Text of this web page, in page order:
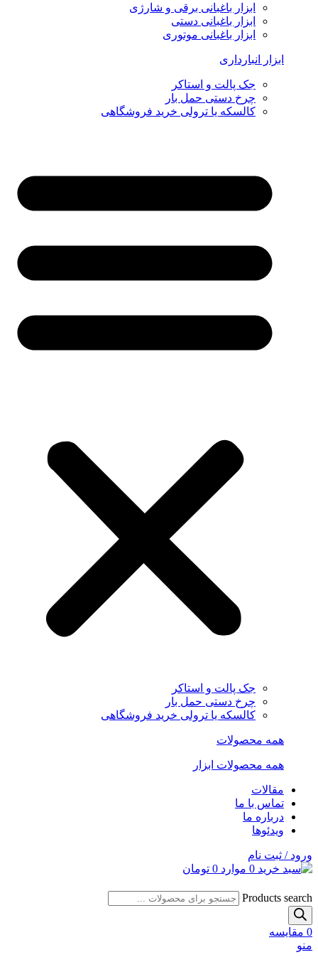
ابزار باغبانی برقی و شارژی
ابزار باغبانی دستی
ابزار باغبانی موتوری
ابزار انبارداری
جک پالت و استاکر
چرخ دستی حمل بار
کالسکه یا ترولی خرید فروشگاهی
جک پالت و استاکر
چرخ دستی حمل بار
کالسکه یا ترولی خرید فروشگاهی
همه محصولات
همه محصولات ابزار
مقالات
تماس با ما
درباره ما
ویدئوها
ورود / ثبت نام
0 موارد 0 تومان
Products search
0 مقایسه
منو